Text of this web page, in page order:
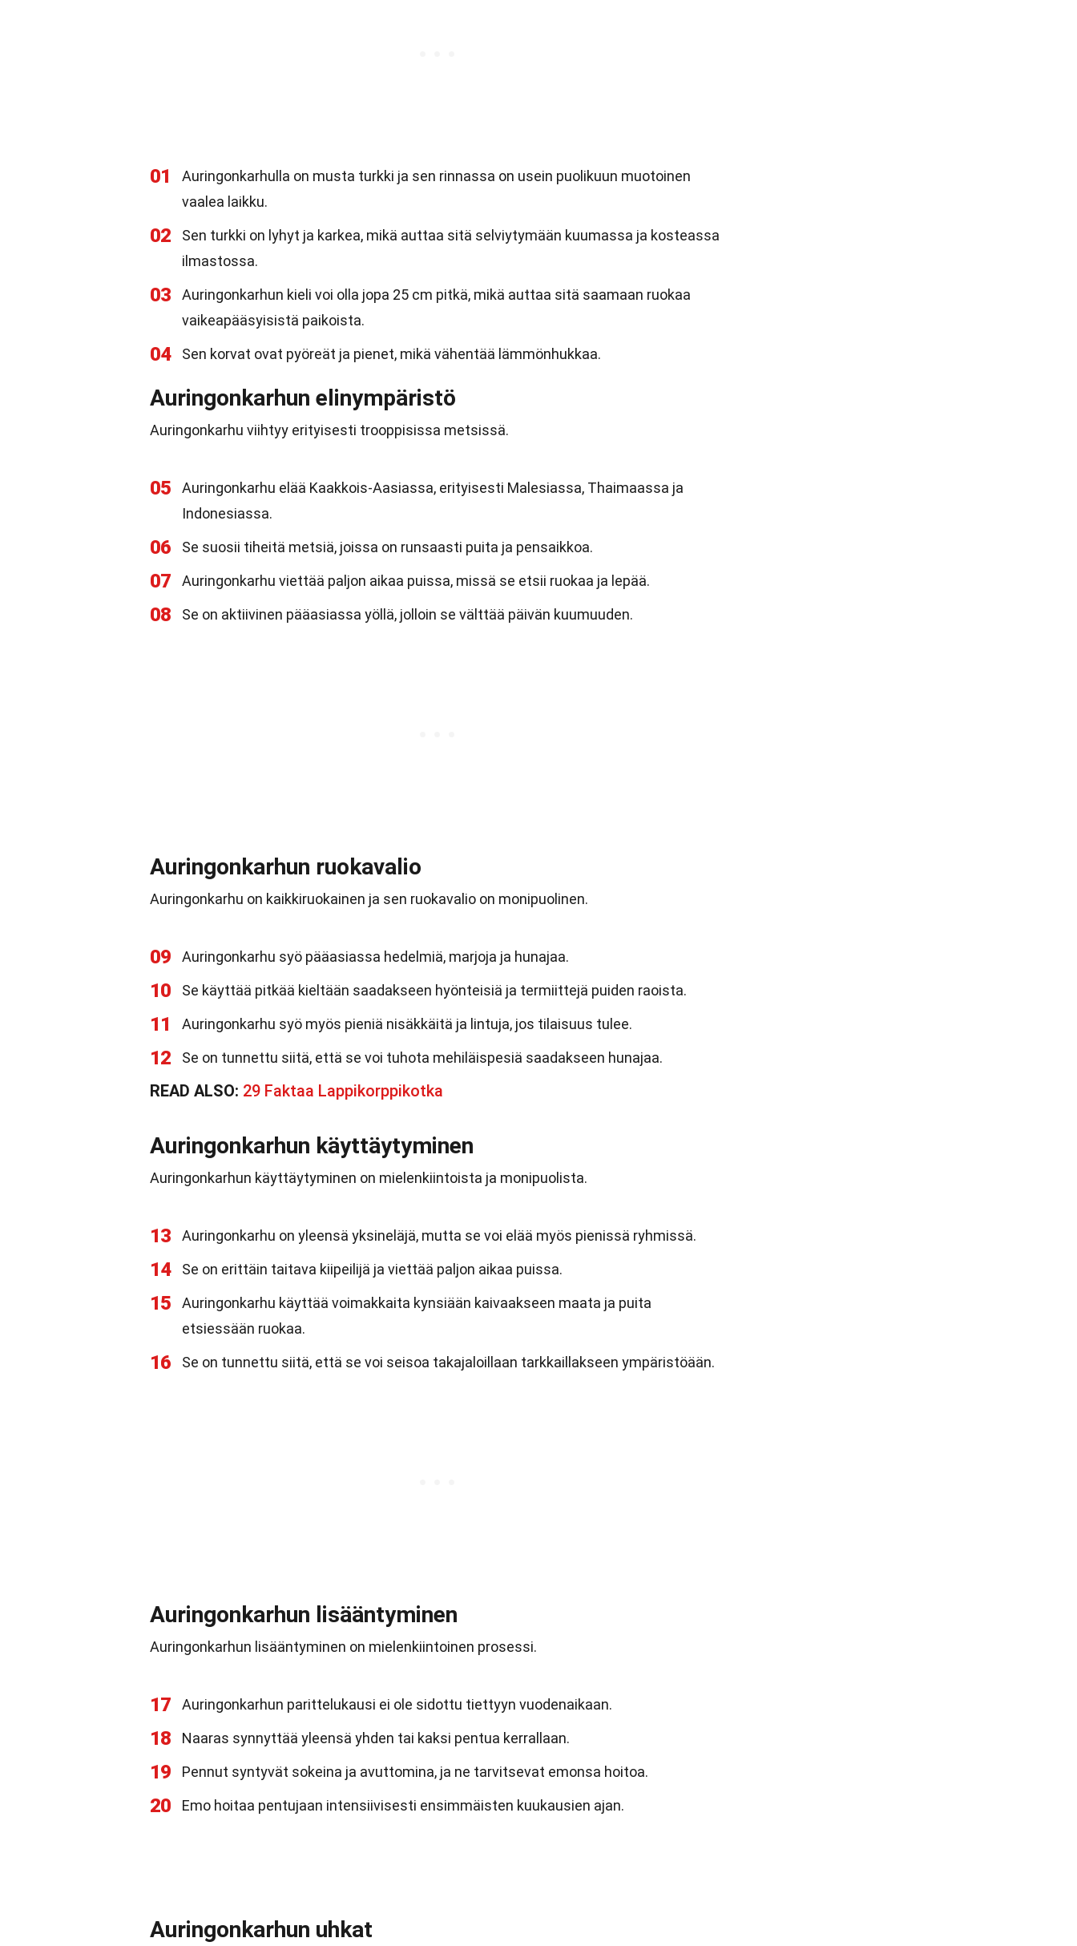
01
Auringonkarhulla on musta turkki ja sen rinnassa on usein puolikuun muotoinen
vaalea laikku.
02
Sen turkki on lyhyt ja karkea, mikä auttaa sitä selviytymään kuumassa ja kosteassa
ilmastossa.
03
Auringonkarhun kieli voi olla jopa 25 cm pitkä, mikä auttaa sitä saamaan ruokaa
vaikeapääsyisistä paikoista.
04 Sen korvat ovat pyöreät ja pienet, mikä vähentää lämmönhukkaa.
Auringonkarhun elinympäristö
Auringonkarhu viihtyy erityisesti trooppisissa metsissä.
05
Auringonkarhu elää Kaakkois-Aasiassa, erityisesti Malesiassa, Thaimaassa ja
Indonesiassa.
06 Se suosii tiheitä metsiä, joissa on runsaasti puita ja pensaikkoa.
07 Auringonkarhu viettää paljon aikaa puissa, missä se etsii ruokaa ja lepää.
08 Se on aktiivinen pääasiassa yöllä, jolloin se välttää päivän kuumuuden.
Auringonkarhun ruokavalio
Auringonkarhu on kaikkiruokainen ja sen ruokavalio on monipuolinen.
09 Auringonkarhu syö pääasiassa hedelmiä, marjoja ja hunajaa.
10 Se käyttää pitkää kieltään saadakseen hyönteisiä ja termiittejä puiden raoista.
11 Auringonkarhu syö myös pieniä nisäkkäitä ja lintuja, jos tilaisuus tulee.
12 Se on tunnettu siitä, että se voi tuhota mehiläispesiä saadakseen hunajaa.
READ ALSO: 29 Faktaa Lappikorppikotka
Auringonkarhun käyttäytyminen
Auringonkarhun käyttäytyminen on mielenkiintoista ja monipuolista.
13 Auringonkarhu on yleensä yksineläjä, mutta se voi elää myös pienissä ryhmissä.
14 Se on erittäin taitava kiipeilijä ja viettää paljon aikaa puissa.
15
Auringonkarhu käyttää voimakkaita kynsiään kaivaakseen maata ja puita
etsiessään ruokaa.
16 Se on tunnettu siitä, että se voi seisoa takajaloillaan tarkkaillakseen ympäristöään.
Auringonkarhun lisääntyminen
Auringonkarhun lisääntyminen on mielenkiintoinen prosessi.
17 Auringonkarhun parittelukausi ei ole sidottu tiettyyn vuodenaikaan.
18 Naaras synnyttää yleensä yhden tai kaksi pentua kerrallaan.
19 Pennut syntyvät sokeina ja avuttomina, ja ne tarvitsevat emonsa hoitoa.
20 Emo hoitaa pentujaan intensiivisesti ensimmäisten kuukausien ajan.
Auringonkarhun uhkat